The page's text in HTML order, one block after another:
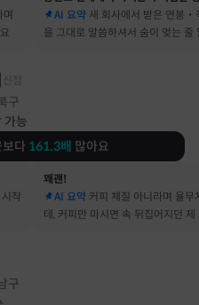
AI 요약 새 회사에서 받은 연봉‧
을 그대로 말씀하셔서 숨이 멎는 줄
구
가능
다 161.3배 많아요
작
꽤괜!
AI 요약 커피 체질 아니라며 율무
데, 커피만 마시면 속 뒤집어지던 제
구